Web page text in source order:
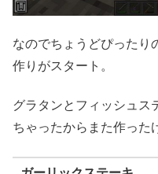
なのでちょうどぴったり
作りがスタート。
グラタンとフィッシュス
ちゃったからまた作った